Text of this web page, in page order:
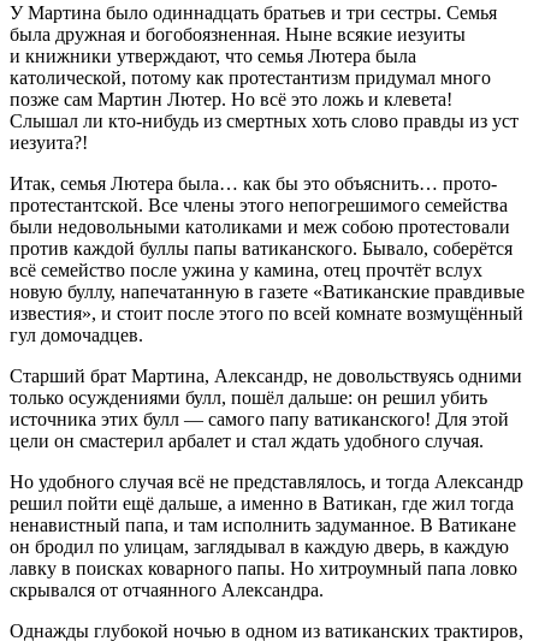
У Мартина было одиннадцать братьев и три сестры. Семья
была дружная и богобоязненная. Ныне всякие иезуиты
и книжники утверждают, что семья Лютера была
католической, потому как протестантизм придумал много
позже сам Мартин Лютер. Но всё это ложь и клевета!
Слышал ли кто-нибудь из смертных хоть слово правды из уст
иезуита?!
Итак, семья Лютера была… как бы это объяснить… прото-
протестантской. Все члены этого непогрешимого семейства
были недовольными католиками и меж собою протестовали
против каждой буллы папы ватиканского. Бывало, соберётся
всё семейство после ужина у камина, отец прочтёт вслух
новую буллу, напечатанную в газете «Ватиканские правдивые
известия», и стоит после этого по всей комнате возмущённый
гул домочадцев.
Старший брат Мартина, Александр, не довольствуясь одними
только осуждениями булл, пошёл дальше: он решил убить
источника этих булл — самого папу ватиканского! Для этой
цели он смастерил арбалет и стал ждать удобного случая.
Но удобного случая всё не представлялось, и тогда Александр
решил пойти ещё дальше, а именно в Ватикан, где жил тогда
ненавистный папа, и там исполнить задуманное. В Ватикане
он бродил по улицам, заглядывал в каждую дверь, в каждую
лавку в поисках коварного папы. Но хитроумный папа ловко
скрывался от отчаянного Александра.
Однажды глубокой ночью в одном из ватиканских трактиров,